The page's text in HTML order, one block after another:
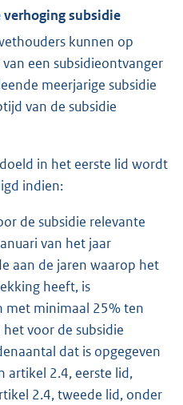
subsidie
kunnen op
een subsidieontvanger
meerjarige subsidie
van de subsidie
in het eerste lid wordt
indien:
de subsidie relevante
van het jaar
aan de jaren waarop het
heeft, is
met minimaal 25% ten
voor de subsidie
dat is opgegeven
artikel 2.4, eerste lid,
2.4, tweede lid, onder